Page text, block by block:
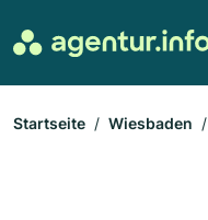
Startseite Wiesbaden